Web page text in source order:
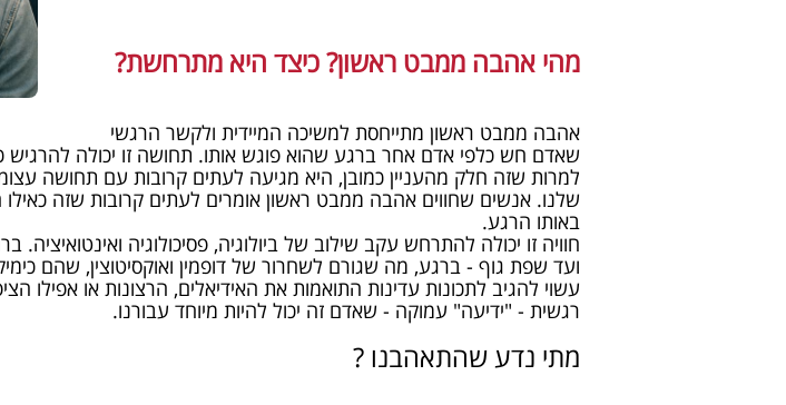
מהי אהבה ממבט ראשון? כיצד היא מתרחשת?
אהבה ממבט ראשון מתייחסת למשיכה המיידית ולקשר הרגשי
שאדם חש כלפי אדם אחר ברגע שהוא פוגש אותו. תחושה זו יכולה להרגיש
למרות שזה חלק מהעניין כמובן, היא מגיעה לעתים קרובות עם תחושה
שלנו. אנשים שחווים אהבה ממבט ראשון אומרים לעתים קרובות שזה
באותו הרגע.
חוויה זו יכולה להתרחש עקב שילוב של ביולוגיה, פסיכולוגיה
ועד שפת גוף - ברגע, מה שגורם לשחרור של דופמין ואוקסיטוצין, שהם
עשוי להגיב לתכונות עדינות התואמות את האידיאלים, הרצונות או אפילו
רגשית - "ידיעה" עמוקה - שאדם זה יכול להיות מיוחד עבורנו.
מתי נדע שהתאהבנו ?